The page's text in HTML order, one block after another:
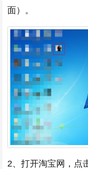
面）。
2、打开淘宝网，点